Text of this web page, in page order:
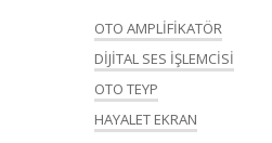
OTO AMPLİFİKATÖR
DİJİTAL SES İŞLEMCİSİ
OTO TEYP
HAYALET EKRAN